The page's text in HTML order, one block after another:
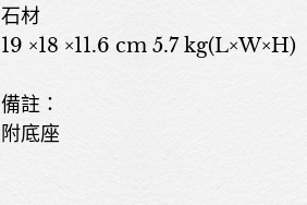
石材
19 ×18 ×11.6 cm 5.7 kg(L×W×H)
備註：
附底座